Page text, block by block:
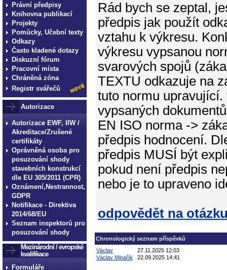
Právní předpisy
Knihovna publikací
Projekty
Pomůcky, Učební texty
Odkazy
Často kladené dotazy
Diskuzní fórum
Pracovní místa
Chráněná zóna
Registr svářečů
Autorizace
Autorizace EWF, IIW /
Akreditace/Zrušené
certifikáty
Oprávněná osoba pro
posuzování shody
stavebních konstrukcí
dle EU 305/2011 (CPR)
Oznámení,Nestrannost,
GDPR
Notifikace - Direktiva
2014/68/EU
Seznam inspektorů pro
posuzování shody
Mezinárodní / evropské
kvalifikace
Formuláře
Rád bych se zeptal,
předpis jak použít
vztahu k výkresu.
výkresu vypsanou
svarových spojů
TEXTU odkazuje na
tuto normu
vypsaných
EN ISO norma ->
předpis hodnocení.
předpis MUSÍ být
pokud není předpis
nebo je to upraveno
odpovědět na
Chronologický seznam příspěvků
Václav
27.11.2025 12:03
Václav Minařík
22.09.2025 14:41